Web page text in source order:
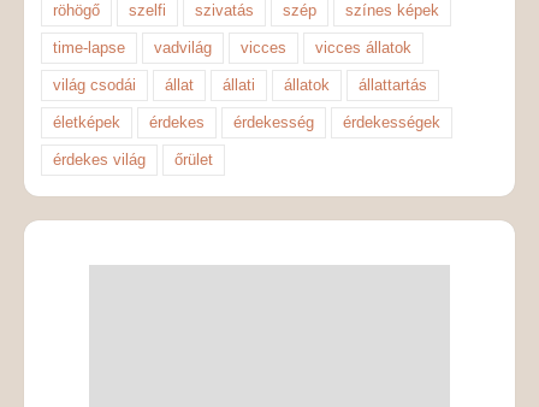
röhögő szelfi szivatás szép színes képek
time-lapse vadvilág vicces vicces állatok
világ csodái állat állati állatok állattartás
életképek érdekes érdekesség érdekességek
érdekes világ őrület